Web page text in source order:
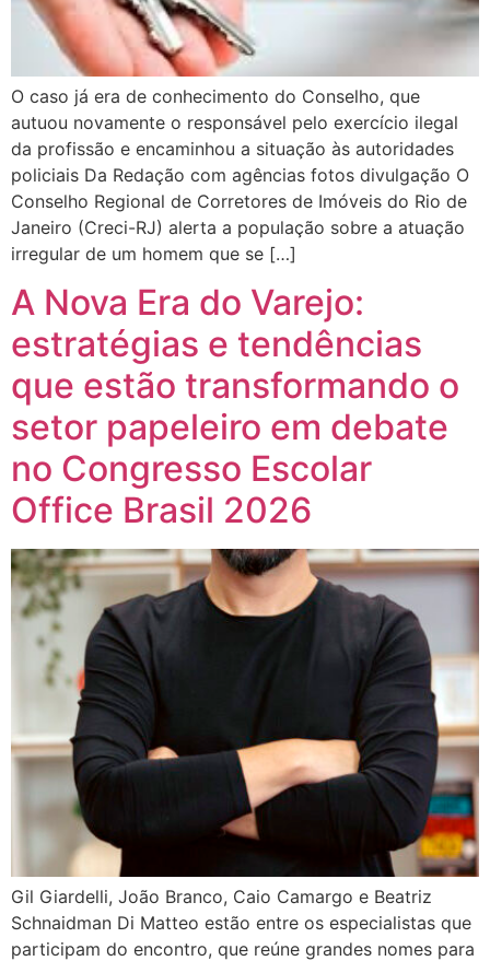
O caso já era de conhecimento do Conselho, que
autuou novamente o responsável pelo exercício ilegal
da profissão e encaminhou a situação às autoridades
policiais Da Redação com agências fotos divulgação O
Conselho Regional de Corretores de Imóveis do Rio de
Janeiro (Creci-RJ) alerta a população sobre a atuação
irregular de um homem que se […]
A Nova Era do Varejo:
estratégias e tendências
que estão transformando o
setor papeleiro em debate
no Congresso Escolar
Office Brasil 2026
Gil Giardelli, João Branco, Caio Camargo e Beatriz
Schnaidman Di Matteo estão entre os especialistas que
participam do encontro, que reúne grandes nomes para